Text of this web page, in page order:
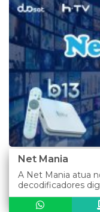
Net Mania
A Net Mania atua
decodificadores